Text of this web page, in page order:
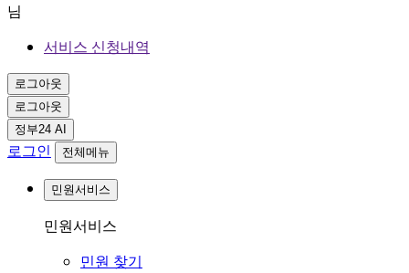
님
서비스 신청내역
로그아웃
로그아웃
정부24 AI
로그인 전체메뉴
민원서비스
민원서비스
민원 찾기